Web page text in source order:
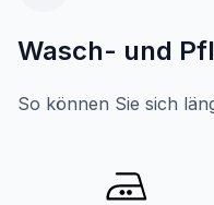
Wasch- und
So können Sie sich